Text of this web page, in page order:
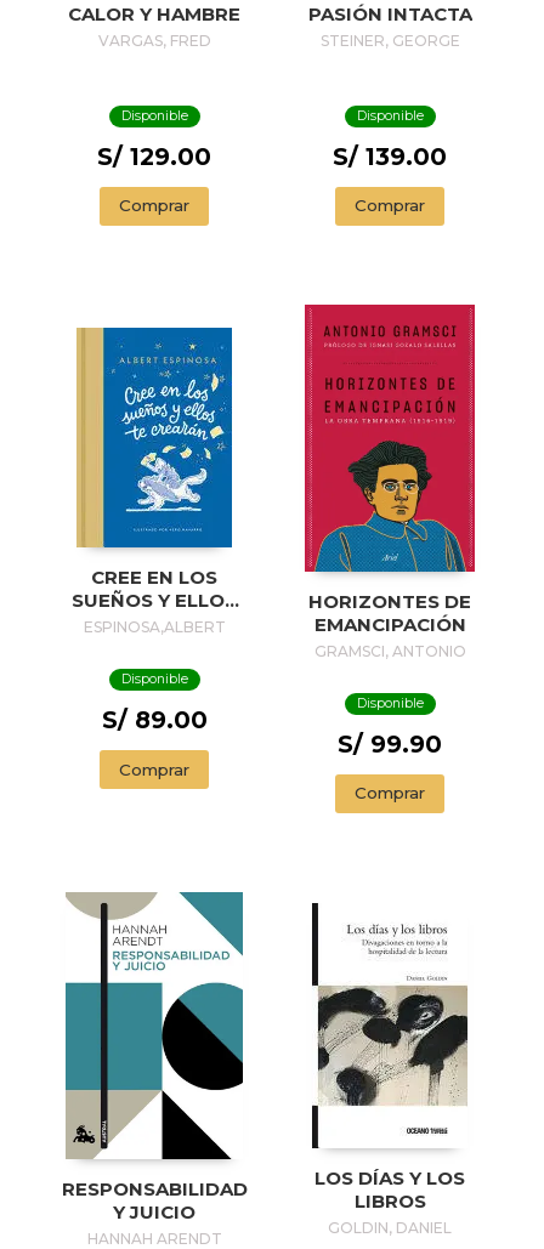
CALOR Y HAMBRE
VARGAS, FRED
Disponible
S/ 129.00
Comprar
PASIÓN INTACTA
STEINER, GEORGE
Disponible
S/ 139.00
Comprar
CREE EN LOS
SUEÑOS Y ELLOS
TE CREARÁN /
DREAMS, AND
THEY WILL CREATE
YOU
ESPINOSA,ALBERT
Disponible
S/ 89.00
Comprar
HORIZONTES DE
EMANCIPACIÓN
GRAMSCI, ANTONIO
Disponible
S/ 99.90
Comprar
RESPONSABILIDAD
Y JUICIO
HANNAH ARENDT
LOS DÍAS Y LOS
LIBROS
GOLDIN, DANIEL